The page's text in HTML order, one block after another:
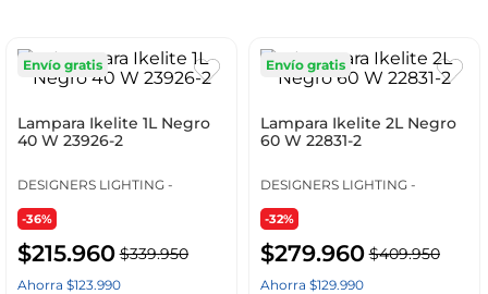
Envío gratis
Lampara Ikelite 1L Negro
40 W 23926-2
DESIGNERS LIGHTING -
-36%
$215.960 $339.950
Ahorra $123.990
Envío gratis
Lampara Ikelite 2L Negro
60 W 22831-2
DESIGNERS LIGHTING -
-32%
$279.960 $409.950
Ahorra $129.990